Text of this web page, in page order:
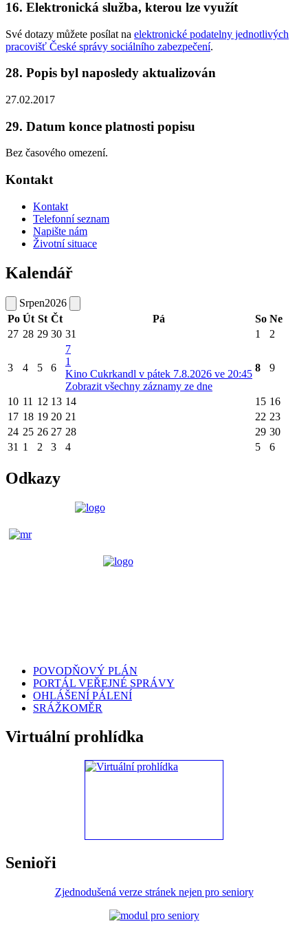
16. Elektronická služba, kterou lze využít
Své dotazy můžete posílat na elektronické podatelny jednotlivých
pracovišť České správy sociálního zabezpečení.
28. Popis byl naposledy aktualizován
27.02.2017
29. Datum konce platnosti popisu
Bez časového omezení.
Kontakt
Kontakt
Telefonní seznam
Napište nám
Životní situace
Kalendář
Srpen2026
Po Út St Čt Pá So Ne
27 28 29 30 31 1 2
3 4 5 6
7
1
Kino Cukrkandl v pátek 7.8.2026 ve 20:45
Zobrazit všechny záznamy ze dne
8 9
10 11 12 13 14 15 16
17 18 19 20 21 22 23
24 25 26 27 28 29 30
31 1 2 3 4 5 6
Odkazy
POVODŇOVÝ PLÁN
PORTÁL VEŘEJNÉ SPRÁVY
OHLÁŠENÍ PÁLENÍ
SRÁŽKOMĚR
Virtuální prohlídka
Senioři
Zjednodušená verze stránek nejen pro seniory